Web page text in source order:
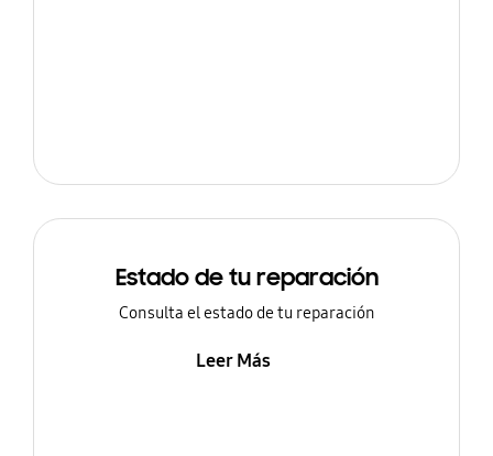
Estado de tu reparación
Consulta el estado de tu reparación
Leer Más